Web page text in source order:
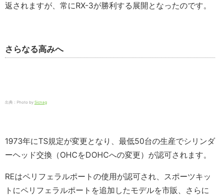
返されますが、常にRX-3が勝利する展開となったのです。
さらなる高みへ
出典：Photo by Sicnag
1973年にTS規定が変更となり、最低50台の生産でシリンダ
ーヘッド交換（OHCをDOHCへの変更）が認可されます。
REはペリフェラルポートの使用が認可され、スポーツキッ
トにペリフェラルポートを追加したモデルを市販、さらに